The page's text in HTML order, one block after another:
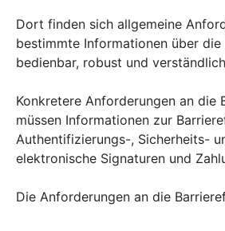
Dort finden sich allgemeine
bestimmte Informationen über
bedienbar, robust und
Konkretere Anforderungen an die
müssen Informationen zur
Authentifizierungs-, Sicherheits-
elektronische Signaturen und
Die Anforderungen an die